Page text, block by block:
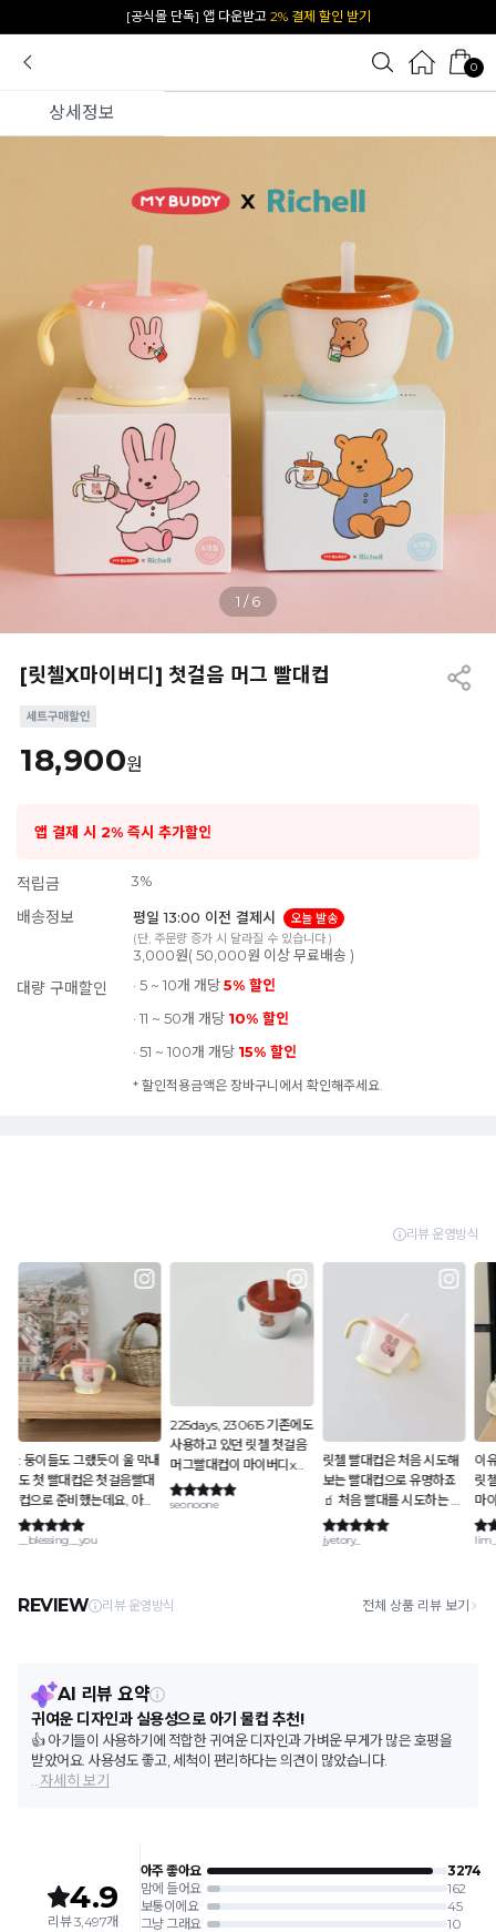
카카오 플친 추가하면1천원 즉시 할인 쿠폰
0
상세정보
1 /6
[릿첼X마이버디] 첫걸음 머그 빨대컵
18,900원
앱 결제 시 2% 즉시 추가할인
적립금 3%
배송정보 평일 13:00 이전 결제시
오늘 발송
(단, 주문량 증가 시 달라질 수 있습니다.)
3,000원( 50,000원 이상 무료배송 )
대량 구매할인 · 5 ~ 10개 개당5% 할인
· 11 ~ 50개 개당 10% 할인
· 51 ~ 100개 개당 15% 할인
* 할인적용금액은 장바구니에서 확인해주세요.